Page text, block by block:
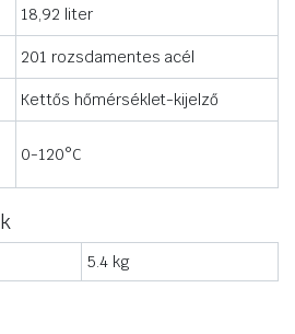
18,92 liter
201 rozsdamentes acél
Kettős hőmérséklet-kijelző
0-120°C
5.4 kg